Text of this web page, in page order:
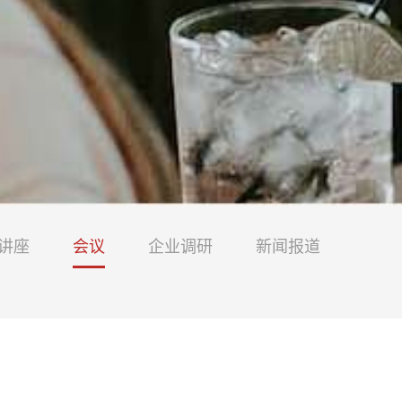
座 会议 企业调研 新闻报道